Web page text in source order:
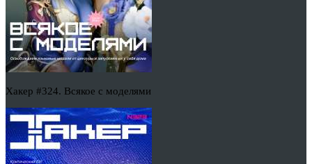
Хакер #324. Всякое с моделями